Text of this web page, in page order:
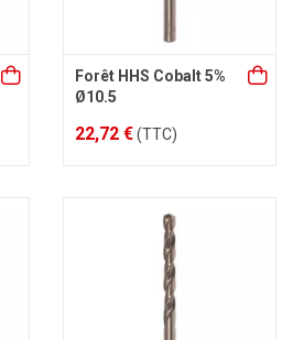
Forêt HHS Cobalt 5%
Ø10.5
22,72 €(TTC)